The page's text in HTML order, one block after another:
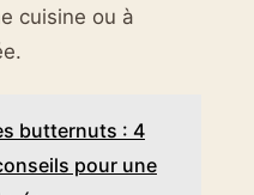
cuisine ou à
butternuts : 4
pour une